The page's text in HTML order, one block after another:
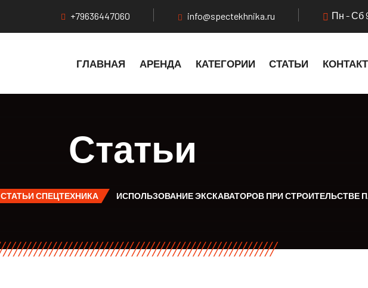
+79636447060 info@spectekhnika.ru Пн - Сб
ГЛАВНАЯ АРЕНДА КАТЕГОРИИ СТАТЬИ
Статьи
СТАТЬИ СПЕЦТЕХНИКА ИСПОЛЬЗОВАНИЕ ЭКСКАВАТОРОВ ПРИ СТРОИТЕЛЬСТВЕ